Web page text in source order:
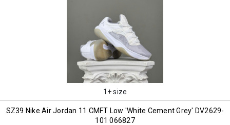
1+ size
SZ39 Nike Air Jordan 11 CMFT Low 'White Cement Grey' DV2629-
101 066827